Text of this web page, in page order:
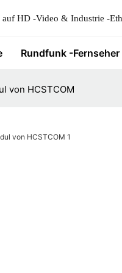
HD -Video & Industrie -
Rundfunk -Fernseher
von HCSTCOM